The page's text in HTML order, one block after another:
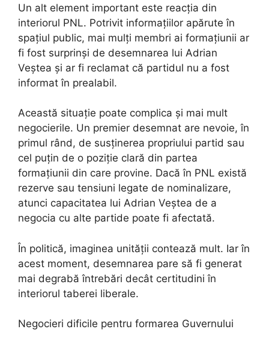
Un alt element important este reacția din
interiorul PNL. Potrivit informațiilor apărute în
spațiul public, mai mulți membri ai formațiunii ar
fi fost surprinși de desemnarea lui Adrian
Veștea și ar fi reclamat că partidul nu a fost
informat în prealabil.
Această situație poate complica și mai mult
negocierile. Un premier desemnat are nevoie, în
primul rând, de susținerea propriului partid sau
cel puțin de o poziție clară din partea
formațiunii din care provine. Dacă în PNL există
rezerve sau tensiuni legate de nominalizare,
atunci capacitatea lui Adrian Veștea de a
negocia cu alte partide poate fi afectată.
În politică, imaginea unității contează mult. Iar în
acest moment, desemnarea pare să fi generat
mai degrabă întrebări decât certitudini în
interiorul taberei liberale.
Negocieri dificile pentru formarea Guvernului